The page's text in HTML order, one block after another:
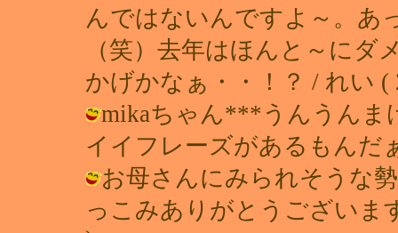
んではないんですよ～。あ
（笑）去年はほんと～に
かげかなぁ・・！？ / れい (
mikaちゃん***うんうんま
イイフレーズがあるもんだ
お母さんにみられそうな
っこみありがとうございま